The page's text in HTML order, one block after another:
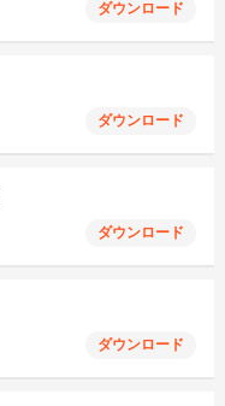
ダウンロード
ダウンロード
ダウンロード
ダウンロード